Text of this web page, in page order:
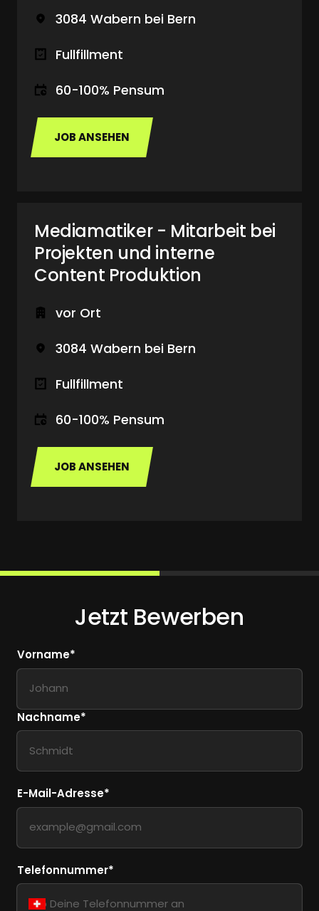
3084 Wabern bei Bern
Fullfillment
60-100% Pensum
JOB ANSEHEN
Mediamatiker - Mitarbeit bei
Projekten und interne
Content Produktion
vor Ort
3084 Wabern bei Bern
Fullfillment
60-100% Pensum
JOB ANSEHEN
Jetzt Bewerben
Vorname*
Vorname*
Nachname*
E-Mail-Adresse*
Telefonnummer*